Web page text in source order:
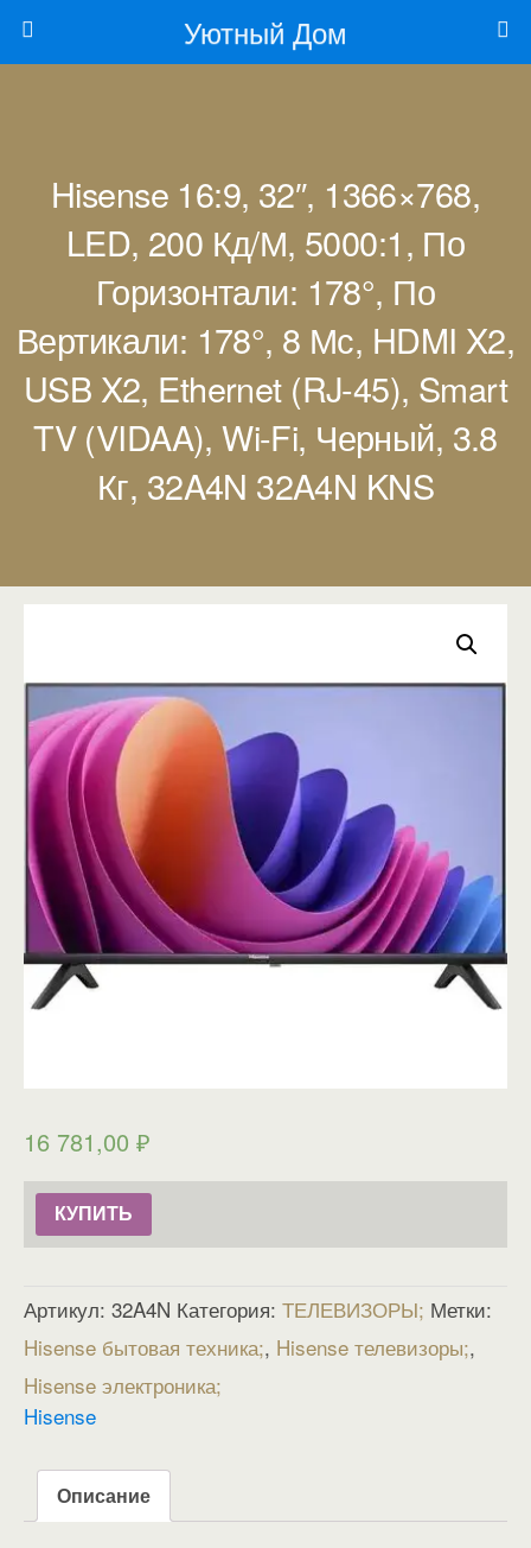
Уютный Дом
Hisense 16:9, 32″, 1366×768,
LED, 200 Кд/м, 5000:1, По
Горизонтали: 178°, По
Вертикали: 178°, 8 Мс, HDMI X2,
USB X2, Ethernet (RJ-45), Smart
TV (VIDAA), Wi-Fi, Черный, 3.8
Кг, 32A4N 32A4N KNS
16 781,00 ₽
КУПИТЬ
Артикул: 32A4N Категория: ТЕЛЕВИЗОРЫ Метки:
Hisense бытовая техника , Hisense телевизоры ,
Hisense электроника
Hisense
Описание